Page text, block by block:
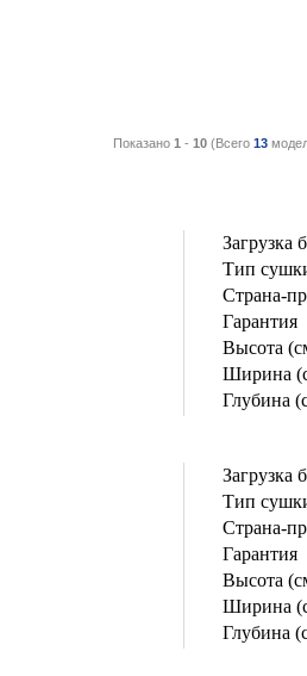
Показано 1 - 10(Всего 13
Загрузка
Тип
Страна-
Гарантия
Высота
Ширина
Глубина
Загрузка
Тип
Страна-
Гарантия
Высота
Ширина
Глубина